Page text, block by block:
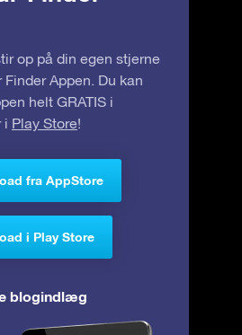
op på din egen stjerne
Finder Appen. Du kan
helt GRATIS i
i Play Store!
fra AppStore
i Play Store
blogindlæg